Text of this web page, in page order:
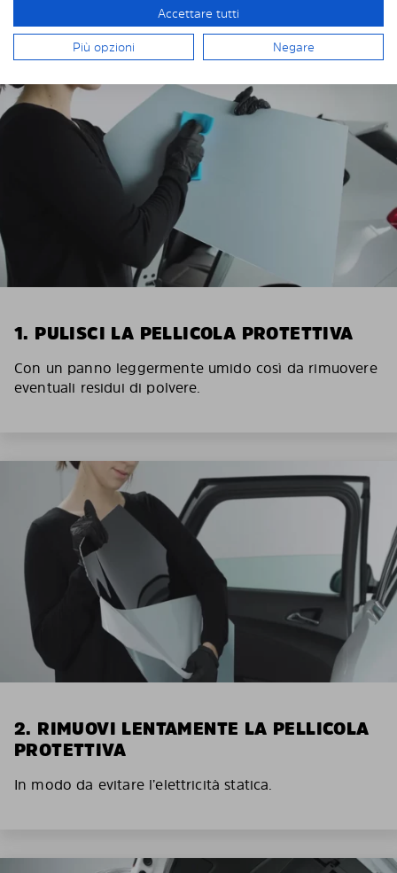
INSTALLAZIONE DI SOLARPLEXIUS
1. PULISCI LA PELLICOLA PROTETTIVA
Con un panno leggermente umido così da rimuovere
eventuali residui di polvere.
2. RIMUOVI LENTAMENTE LA PELLICOLA
PROTETTIVA
In modo da evitare l’elettricità statica.
Accettare tutti
Più opzioni Negare